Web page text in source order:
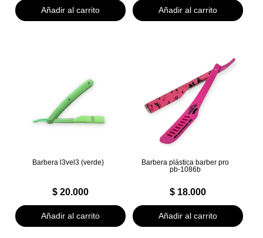
Añadir al carrito Añadir al carrito
Barbera l3vel3 (verde)
$20.000
Añadir al carrito
Barbera plástica barber pro
pb-1086b
$18.000
Añadir al carrito